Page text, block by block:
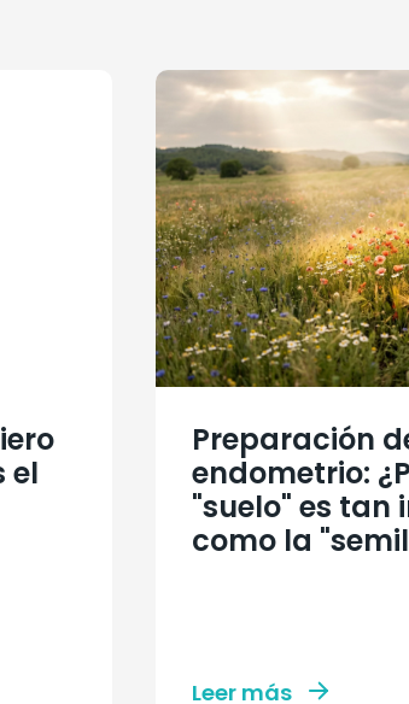
el
Preparación
endometrio:
"suelo" es
como la
Leer más